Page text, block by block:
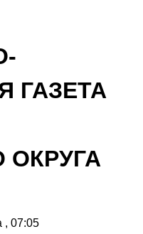
ГАЗЕТА
, 07:05